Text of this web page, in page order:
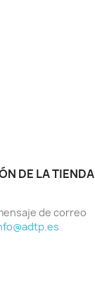
DE LA TIENDA
de correo